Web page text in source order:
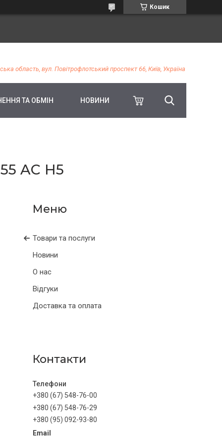
Кошик
область, вул. Повітрофлотський проспект 66, Київ, Україна
ТА ОБМІН НОВИНИ
AC H5
Товари та послуги
Новини
О нас
Відгуки
Доставка та оплата
Контакти
+380 (67) 548-76-00
+380 (67) 548-76-29
+380 (95) 092-93-80